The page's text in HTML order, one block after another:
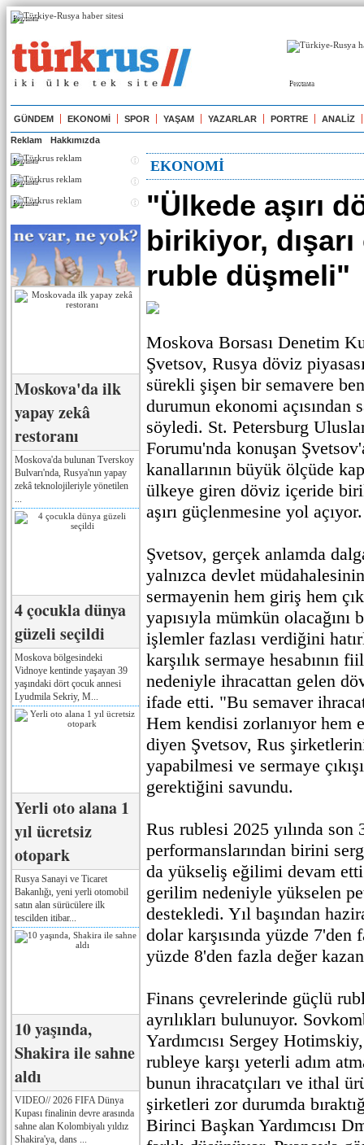
Реклама
Реклама
GÜNDEM EKONOMİ SPOR YAŞAM YAZARLAR PORTRE ANALİZ
Reklam Hakkımızda
Реклама
Реклама
Реклама
Moskova'da ilk
yapay zekâ
restoranı
Moskova'da bulunan Tverskoy
Bulvarı'nda, Rusya'nın yapay
zekâ teknolojileriyle yönetilen
4 çocukla dünya
güzeli seçildi
Moskova bölgesindeki
Vidnoye kentinde yaşayan 39
yaşındaki dört çocuk annesi
Lyudmila Sekriy, M...
Yerli oto alana 1
yıl ücretsiz
otopark
Rusya Sanayi ve Ticaret
Bakanlığı, yeni yerli otomobil
satın alan sürücülere ilk
tescilden itibar...
10 yaşında,
Shakira ile sahne
aldı
VIDEO// 2026 FIFA Dünya
Kupası finalinin devre arasında
sahne alan Kolombiyalı yıldız
Shakira'ya, dans ...
EKONOMİ
"Ülkede aşırı
birikiyor, dışarı
ruble düşmeli"
Moskova Borsası Denetim
Şvetsov, Rusya döviz
sürekli şişen bir semavere
durumun ekonomi açısından
söyledi. St. Petersburg
Forumu'nda konuşan
kanallarının büyük ölçüde
ülkeye giren döviz içeride
aşırı güçlenmesine yol açıyor.
Şvetsov, gerçek anlamda
yalnızca devlet
sermayenin hem giriş hem
yapısıyla mümkün
işlemler fazlası verdiğini
karşılık sermaye hesabının
nedeniyle ihracattan gelen
ifade etti. "Bu semaver
Hem kendisi zorlanıyor hem
diyen Şvetsov, Rus
yapabilmesi ve sermaye
gerektiğini savundu.
Rus rublesi 2025 yılında son
performanslarından birini
da yükseliş eğilimi devam
gerilim nedeniyle yükselen
destekledi. Yıl başından
dolar karşısında yüzde 7'den
yüzde 8'den fazla değer
Finans çevrelerinde güçlü
ayrılıkları bulunuyor.
Yardımcısı Sergey
rubleye karşı yeterli adım
bunun ihracatçıları ve ithal
şirketleri zor durumda
Birinci Başkan Yardımcısı